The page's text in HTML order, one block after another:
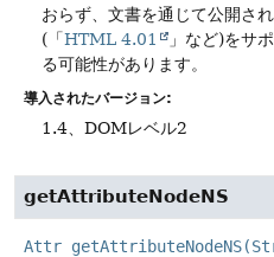
おらず、文書を通じて公開さ
(「HTML 4.01
」など)をサ
る可能性があります。
導入されたバージョン:
1.4、DOMレベル2
getAttributeNodeNS
Attr getAttributeNodeNS(